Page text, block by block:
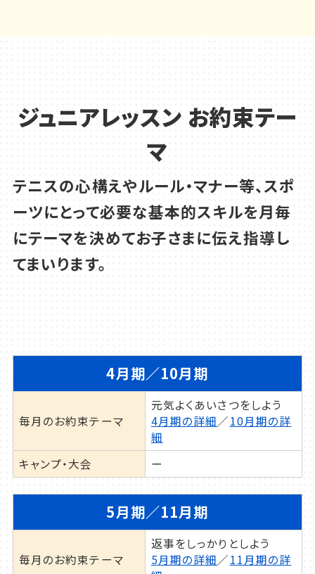
駅前
JR横浜線、京王相模原線の橋本駅から徒歩
ジュニアレッスン お約束テー
マ
テニスの心構えやルール・マナー等、スポ
ーツにとって必要な基本的スキルを月毎
にテーマを決めてお子さまに伝え指導し
てまいります。
4月期／10月期
毎月のお約束テーマ
元気よくあいさつをしよう
4月期の詳細／10月期の詳
細
キャンプ・大会
ー
5月期／11月期
毎月のお約束テーマ
返事をしっかりとしよう
5月期の詳細／11月期の詳